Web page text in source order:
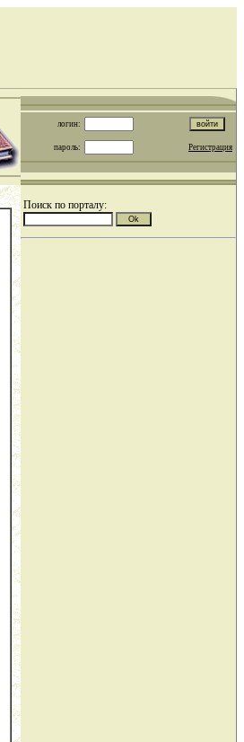
логин:
пароль: Регистрация
Поиск по порталу: